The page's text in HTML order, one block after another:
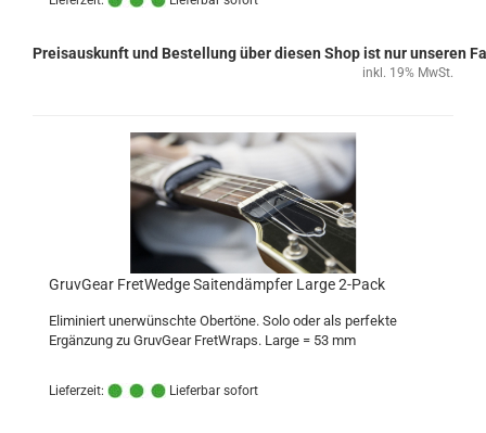
Preisauskunft und Bestellung über diesen Shop ist nur unseren
inkl. 19% MwSt.
GruvGear FretWedge Saitendämpfer Large 2-Pack
Eliminiert unerwünschte Obertöne. Solo oder als perfekte
Ergänzung zu GruvGear FretWraps. Large = 53 mm
Lieferzeit: Lieferbar sofort